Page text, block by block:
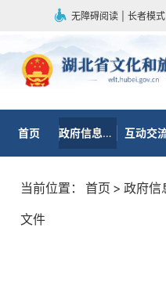
无障碍阅读 长者模式
首页 政府信息公开 互动交
当前位置： 首页 > 政府信
文件